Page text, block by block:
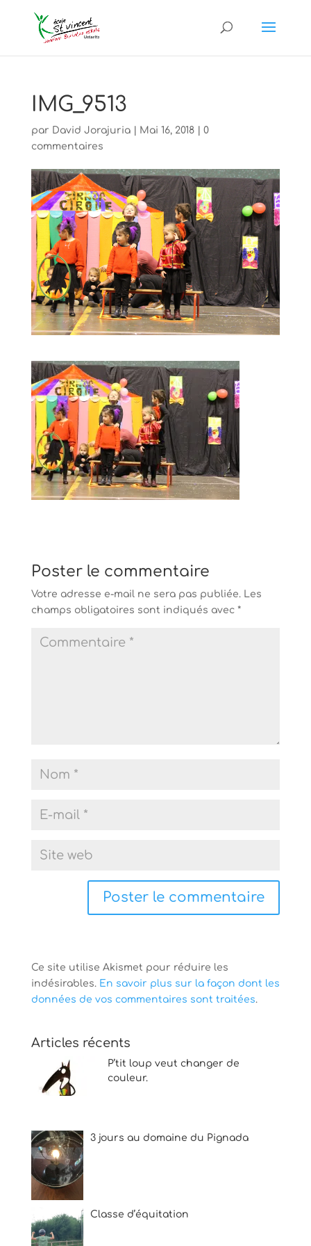
IMG_9513
par David Jorajuria| Mai 16, 2018| 0
commentaires
Poster le commentaire
Votre adresse e-mail ne sera pas publiée. Les
champs obligatoires sont indiqués avec *
Ce site utilise Akismet pour réduire les
indésirables. En savoir plus sur la façon dont les
données de vos commentaires sont traitées.
Articles récents
P’tit loup veut changer de
couleur.
3 jours au domaine du Pignada
Classe d’équitation